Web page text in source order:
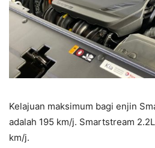
Kelajuan maksimum bagi enjin
adalah 195 km/j. Smartstream
km/j.